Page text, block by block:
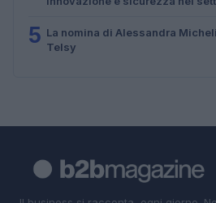
5 La nomina di Alessandra
Telsy